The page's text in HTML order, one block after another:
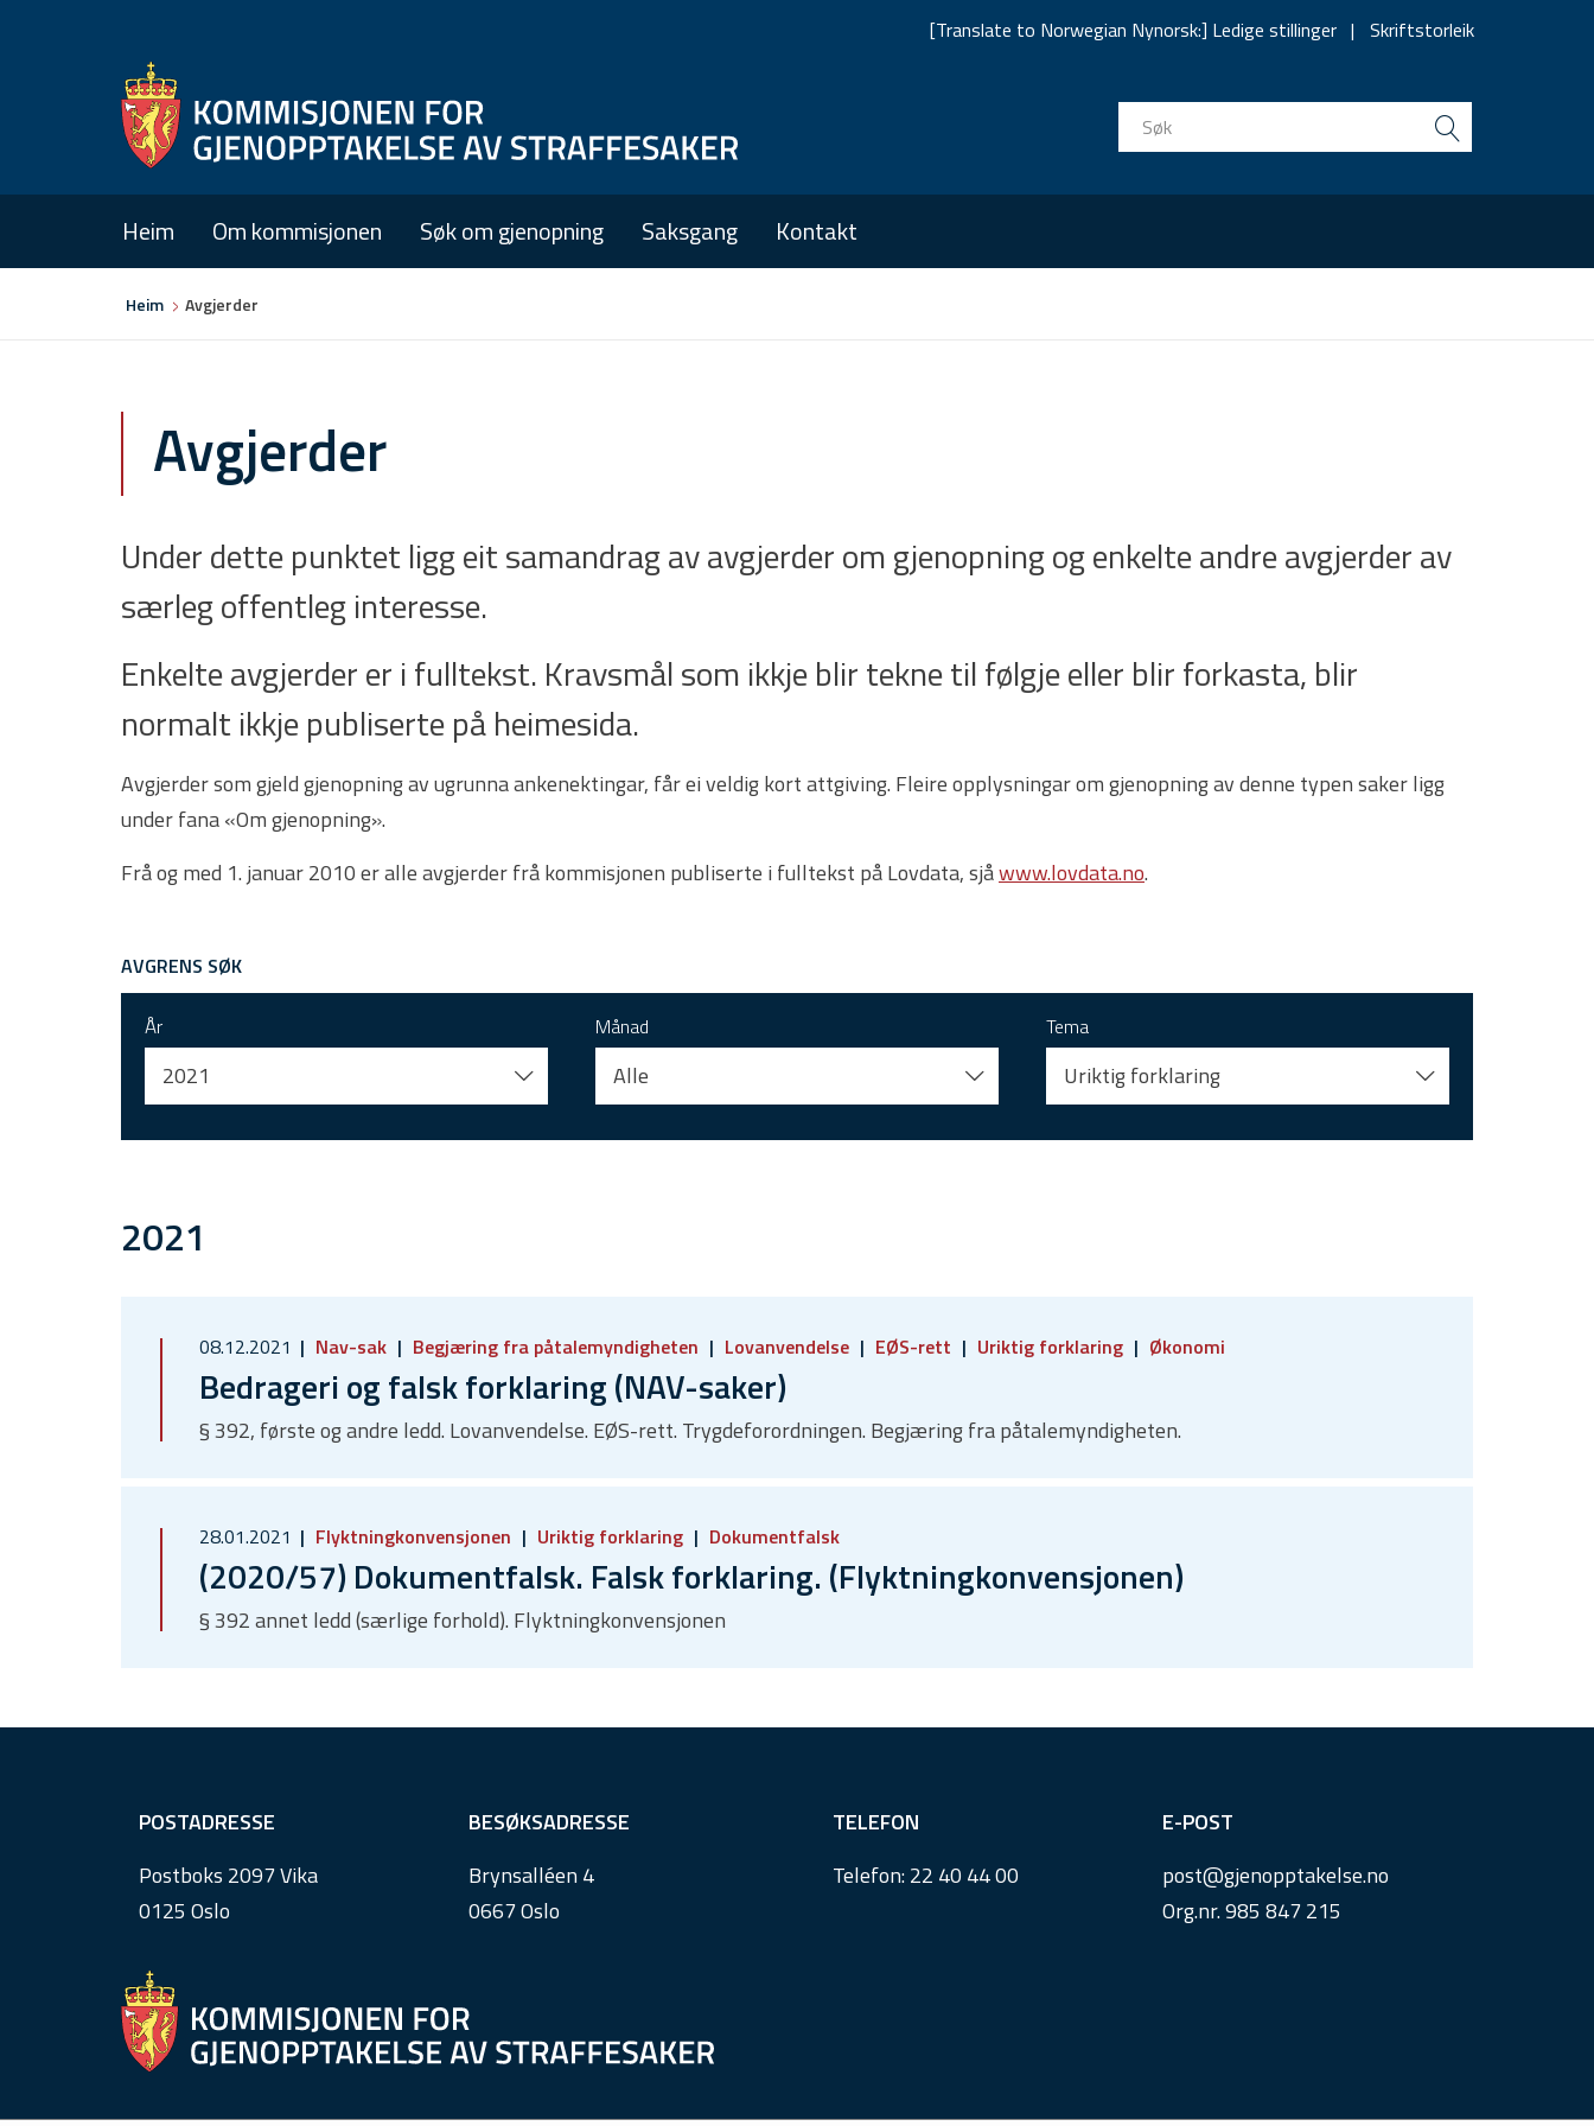
[Translate to Norwegian Nynorsk:] Ledige stillinger Skriftstorleik
Heim Om kommisjonen Søk om gjenopning Saksgang Kontakt
Heim Avgjerder
Avgjerder
Under dette punktet ligg eit samandrag av avgjerder om gjenopning og enkelte andre avgjerder av
særleg offentleg interesse.
Enkelte avgjerder er i fulltekst. Kravsmål som ikkje blir tekne til følgje eller blir forkasta, blir
normalt ikkje publiserte på heimesida.
Avgjerder som gjeld gjenopning av ugrunna ankenektingar, får ei veldig kort attgiving. Fleire opplysningar om gjenopning av denne typen saker ligg
under fana «Om gjenopning».
Frå og med 1. januar 2010 er alle avgjerder frå kommisjonen publiserte i fulltekst på Lovdata, sjåwww.lovdata.no.
AVGRENS SØK
År
2021
Månad
Alle
Tema
Uriktig forklaring
2021
08.12.2021 Nav-sak Begjæring fra påtalemyndigheten Lovanvendelse EØS-rett Uriktig forklaring Økonomi
Bedrageri og falsk forklaring (NAV-saker)
§ 392, første og andre ledd. Lovanvendelse. EØS-rett. Trygdeforordningen. Begjæring fra påtalemyndigheten.
28.01.2021 Flyktningkonvensjonen Uriktig forklaring Dokumentfalsk
(2020/57) Dokumentfalsk. Falsk forklaring. (Flyktningkonvensjonen)
§ 392 annet ledd (særlige forhold). Flyktningkonvensjonen
POSTADRESSE
Postboks 2097 Vika
0125 Oslo
BESØKSADRESSE
Brynsalléen 4
0667 Oslo
TELEFON
Telefon:22 40 44 00
E-POST
post@gjenopptakelse.no
Org.nr. 985 847 215